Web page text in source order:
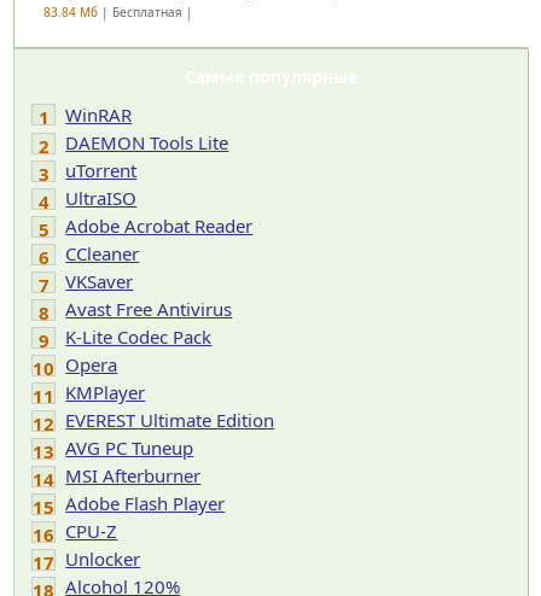
83.84 Мб| Бесплатная |
Самые популярные
1
WinRAR
2
DAEMON Tools Lite
3
uTorrent
4
UltraISO
5
Adobe Acrobat Reader
6
CCleaner
7
VKSaver
8
Avast Free Antivirus
9
K-Lite Codec Pack
10 Opera
11 KMPlayer
12 EVEREST Ultimate Edition
13 AVG PC Tuneup
14 MSI Afterburner
15 Adobe Flash Player
16 CPU-Z
17 Unlocker
18 Alcohol 120%